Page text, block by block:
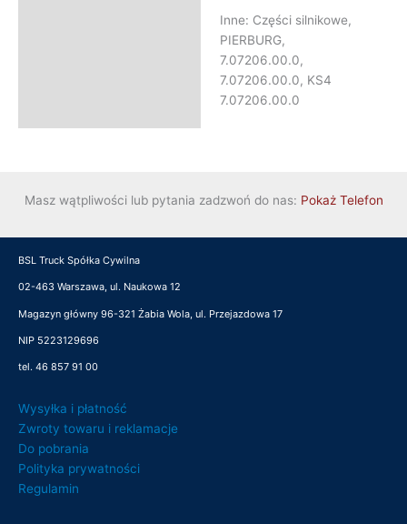
Inne: Części silnikowe,
PIERBURG,
7.07206.00.0,
7.07206.00.0, KS4
7.07206.00.0
Masz wątpliwości lub pytania zadzwoń do nas: Pokaż Telefon
BSL Truck Spółka Cywilna
02-463 Warszawa, ul. Naukowa 12
Magazyn główny 96-321 Żabia Wola, ul. Przejazdowa 17
NIP 5223129696
tel. 46 857 91 00
Wysyłka i płatność
Zwroty towaru i reklamacje
Do pobrania
Polityka prywatności
Regulamin